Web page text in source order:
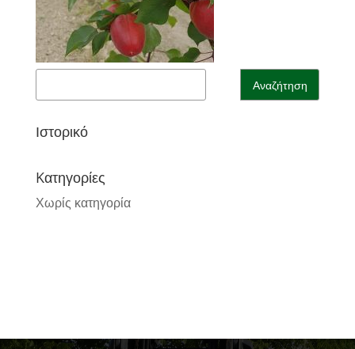
Ιστορικό
Kατηγορίες
Χωρίς κατηγορία